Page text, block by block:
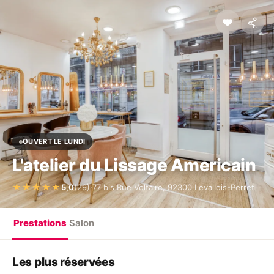
OUVERT LE LUNDI
L'atelier du Lissage Americain
★★★★★5,0(29)·77 bis Rue Voltaire, 92300 Levallois-Perret
Prestations Salon
Les plus réservées